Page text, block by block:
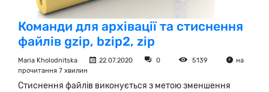
Команди для архівації та стиснення
файлів gzip, bzip2, zip
Maria Kholodnitska 22.07.2020 0 5139
на
прочитання 7 хвилин
Стиснення файлів виконується з метою зменшення